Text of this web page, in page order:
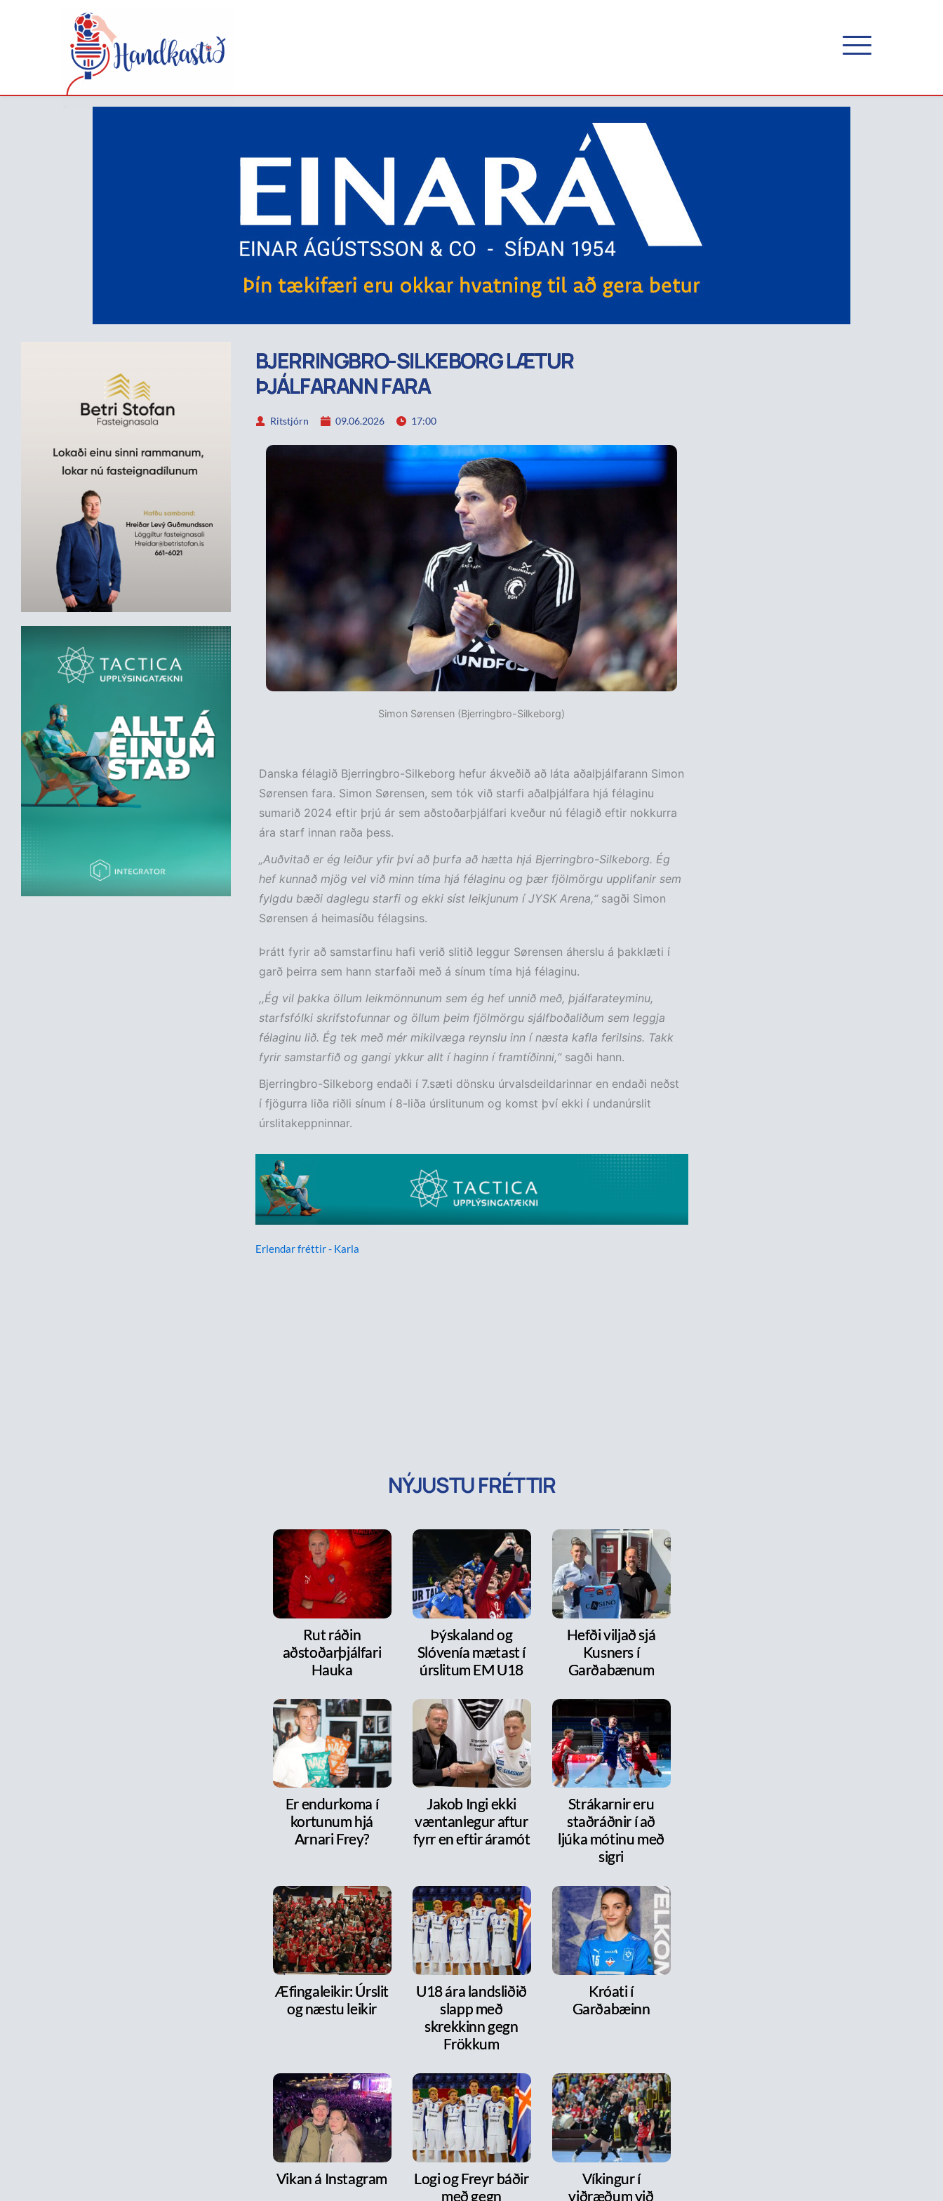
BJERRINGBRO-SILKEBORG LÆTUR
ÞJÁLFARANN FARA
Ritstjórn 09.06.2026 17:00
Simon Sørensen (Bjerringbro-Silkeborg)
Danska félagið Bjerringbro-Silkeborg hefur ákveðið að láta aðalþjálfarann Simon
Sørensen fara. Simon Sørensen, sem tók við starfi aðalþjálfara hjá félaginu
sumarið 2024 eftir þrjú ár sem aðstoðarþjálfari kveður nú félagið eftir nokkurra
ára starf innan raða þess.
„Auðvitað er ég leiður yfir því að þurfa að hætta hjá Bjerringbro-Silkeborg. Ég
hef kunnað mjög vel við minn tíma hjá félaginu og þær fjölmörgu upplifanir sem
fylgdu bæði daglegu starfi og ekki síst leikjunum í JYSK Arena,“ sagði Simon
Sørensen á heimasíðu félagsins.
Þrátt fyrir að samstarfinu hafi verið slitið leggur Sørensen áherslu á þakklæti í
garð þeirra sem hann starfaði með á sínum tíma hjá félaginu.
,,Ég vil þakka öllum leikmönnunum sem ég hef unnið með, þjálfarateyminu,
starfsfólki skrifstofunnar og öllum þeim fjölmörgu sjálfboðaliðum sem leggja
félaginu lið. Ég tek með mér mikilvæga reynslu inn í næsta kafla ferilsins. Takk
fyrir samstarfið og gangi ykkur allt í haginn í framtíðinni,“sagði hann.
Bjerringbro-Silkeborg endaði í 7.sæti dönsku úrvalsdeildarinnar en endaði neðst
í fjögurra liða riðli sínum í 8-liða úrslitunum og komst því ekki í undanúrslit
úrslitakeppninnar.
Erlendar fréttir - Karla
NÝJUSTU FRÉTTIR
Rut ráðin
aðstoðarþjálfari
Hauka
Þýskaland og
Slóvenía mætast í
úrslitum EM U18
Hefði viljað sjá
Kusners í
Garðabænum
Er endurkoma í
kortunum hjá
Arnari Frey?
Jakob Ingi ekki
væntanlegur aftur
fyrr en eftir áramót
Strákarnir eru
staðráðnir í að
ljúka mótinu með
sigri
Æfingaleikir: Úrslit
og næstu leikir
U18 ára landsliðið
slapp með
skrekkinn gegn
Frökkum
Króati í
Garðabæinn
Vikan á Instagram
Logi og Freyr báðir
með gegn
Víkingur í
viðræðum við